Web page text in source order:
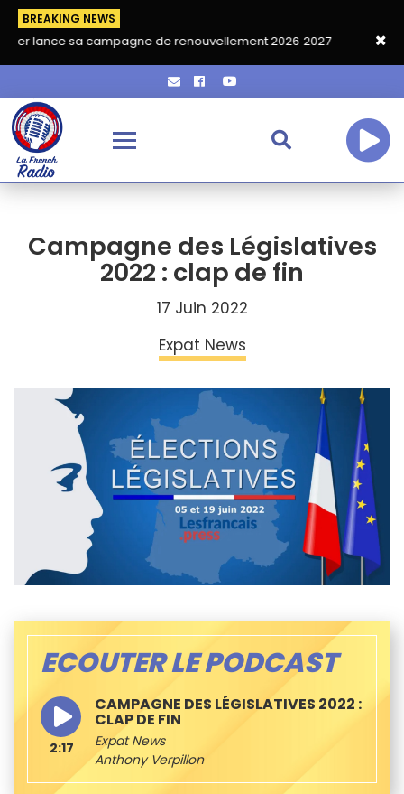
BREAKING NEWS
campagne de renouvellement 2026‑2027 Grand café de
Campagne des Législatives
2022 : clap de fin
17 Juin 2022
Expat News
ECOUTER LE PODCAST
CAMPAGNE DES LÉGISLATIVES 2022 :
CLAP DE FIN
Expat News
Anthony Verpillon
2:17